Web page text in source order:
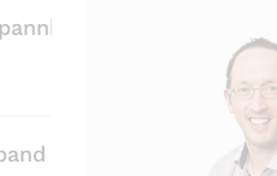
profiliert
transparent No